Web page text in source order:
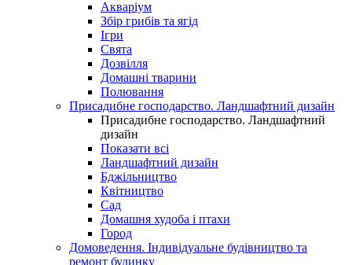
Акваріум
Збір грибів та ягід
Ігри
Свята
Дозвілля
Домашні тварини
Полювання
Присадибне господарство. Ландшафтний дизайн
Присадибне господарство. Ландшафтний
дизайн
Показати всі
Ландшафтний дизайн
Бджільництво
Квітництво
Сад
Домашня худоба і птахи
Город
Домоведення. Індивідуальне будівництво та
ремонт будинку